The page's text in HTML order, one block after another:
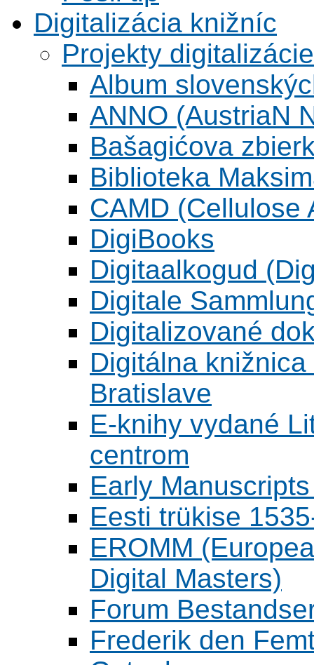
Digitalizácia knižníc
Projekty digitalizácie
Album
ANNO (AustriaN
Bašagićova
Biblioteka
CAMD (Cellulose
DigiBooks
Digitaalkogud
Digitale
Digitalizované
Digitálna
Bratislave
E-knihy vydané
centrom
Early
Eesti trükise
EROMM
Digital Masters)
Forum
Frederik den